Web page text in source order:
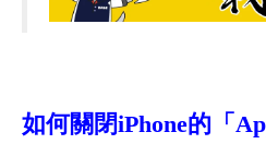
如何關閉iPhone的「